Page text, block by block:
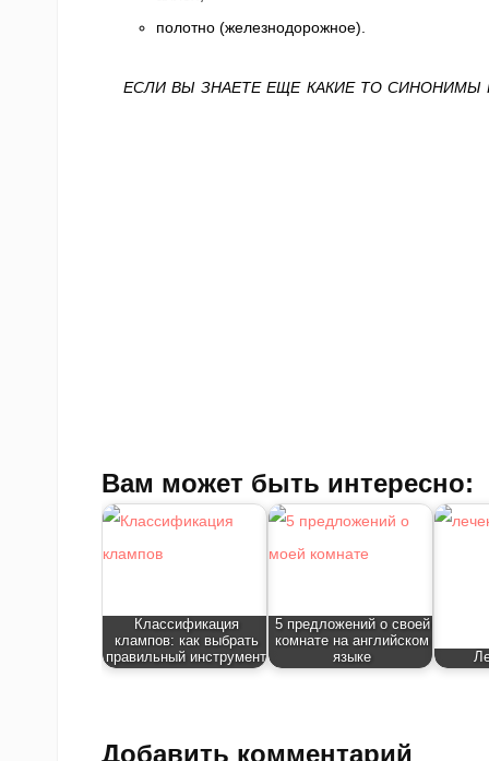
полотно (железнодорожное).
ЕСЛИ ВЫ ЗНАЕТЕ ЕЩЕ КАКИЕ ТО СИНОНИМЫ
Вам может быть интересно:
Классификация
клампов: как выбрать
правильный инструмент
5 предложений о своей
комнате на английском
языке
Добавить комментарий